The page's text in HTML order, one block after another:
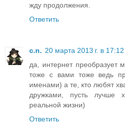
жду продолжения.
Ответить
c.n. 20 марта 2013 г. в 17:12
да, интернет преобразует
тоже с вами тоже ведь
именами) а те, кто любят
дружками, пусть
реальной жизни)
Ответить